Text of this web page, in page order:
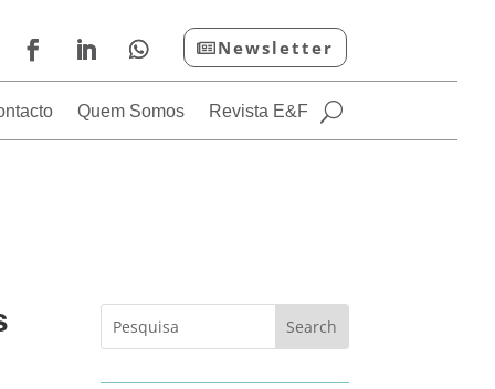
Newsletter
Quem Somos Revista E&F